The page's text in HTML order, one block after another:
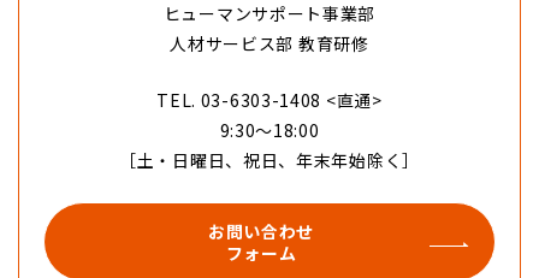
ヒューマンサポート事業部
人材サービス部 教育研修
TEL. 03-6303-1408 <直通>
9:30〜18:00
［土・日曜日、祝日、年末年始除く］
お問い合わせ
フォーム